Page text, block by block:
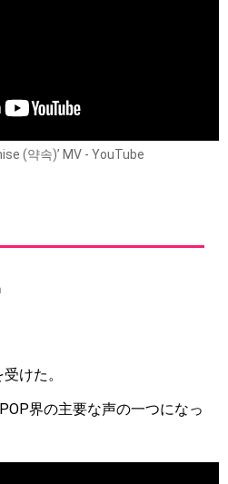
(약속)’ MV - YouTube
けた。
界の主要な声の一つになっ